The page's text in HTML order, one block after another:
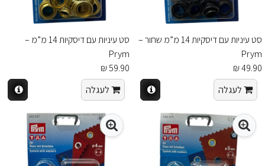
סט עיניות עם דיסקיות 14 מ”מ שחור –
Prym
49.90 ₪
לעגלה
סט עיניות עם דיסקיות 14 מ”מ –
Prym
59.90 ₪
לעגלה